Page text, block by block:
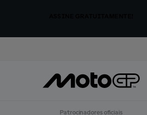
Patrocinadores oficiais